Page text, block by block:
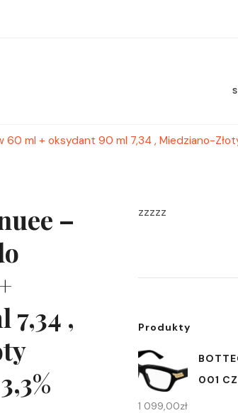
ml + oksydant 90 ml 7,34 , Miedziano-Złoty
–
7,34 ,
zzzzz
Produkty
001
1 099,00zł